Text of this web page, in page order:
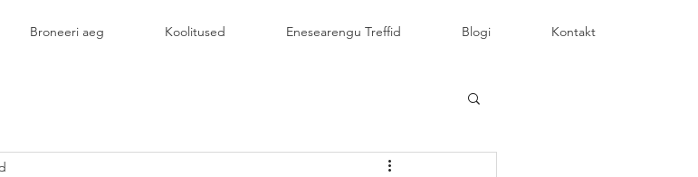
Broneeri aeg Koolitused Enesearengu Treffid Blogi Kontakt